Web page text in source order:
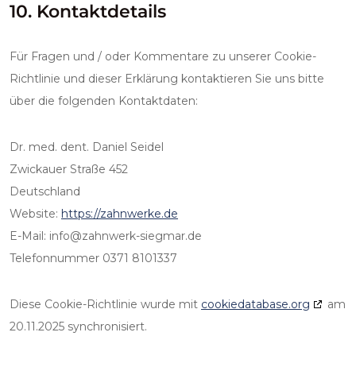
10. Kontaktdetails
Für Fragen und / oder Kommentare zu unserer Cookie-
Richtlinie und dieser Erklärung kontaktieren Sie uns bitte
über die folgenden Kontaktdaten:
Dr. med. dent. Daniel Seidel
Zwickauer Straße 452
Deutschland
Website: https://zahnwerke.de
E-Mail: info@zahnwerk-siegmar.de
Telefonnummer 0371 8101337
Diese Cookie-Richtlinie wurde mit cookiedatabase.org
am
20.11.2025 synchronisiert.